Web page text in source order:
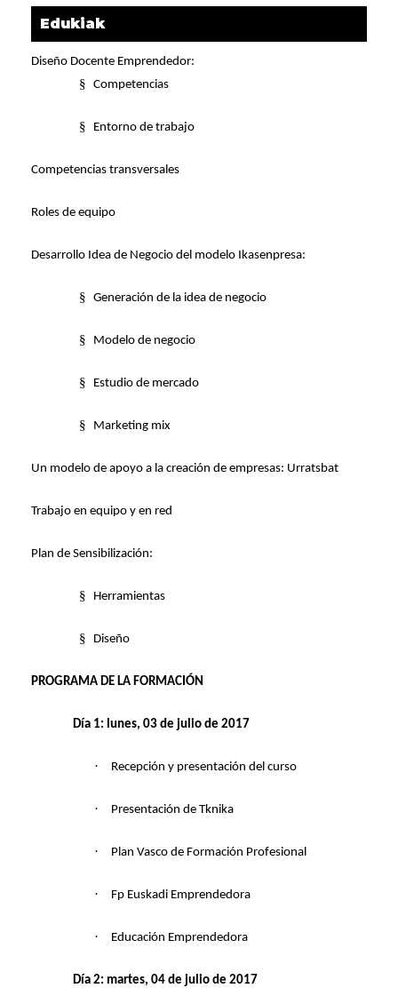
Edukiak
Diseño Docente Emprendedor:
§ Competencias
§ Entorno de trabajo
Competencias transversales
Roles de equipo
Desarrollo Idea de Negocio del modelo Ikasenpresa:
§ Generación de la idea de negocio
§ Modelo de negocio
§ Estudio de mercado
§ Marketing mix
Un modelo de apoyo a la creación de empresas: Urratsbat
Trabajo en equipo y en red
Plan de Sensibilización:
§ Herramientas
§ Diseño
PROGRAMA DE LA FORMACIÓN
Día 1: lunes, 03 de julio de 2017
· Recepción y presentación del curso
· Presentación de Tknika
· Plan Vasco de Formación Profesional
· Fp Euskadi Emprendedora
· Educación Emprendedora
Día 2: martes, 04 de julio de 2017